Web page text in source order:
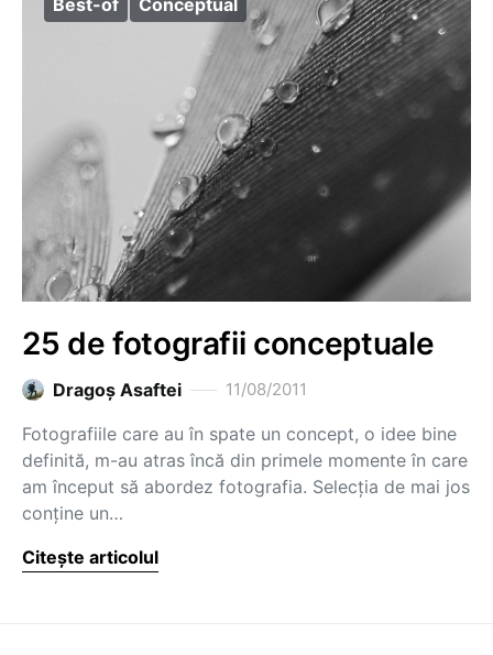
Best-of Conceptual
25 de fotografii conceptuale
Dragoş Asaftei 11/08/2011
Fotografiile care au în spate un concept, o idee bine
definită, m-au atras încă din primele momente în care
am început să abordez fotografia. Selecţia de mai jos
conţine un…
Citește articolul